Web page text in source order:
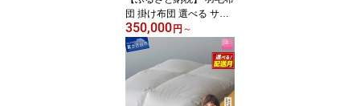
団 掛け布団 選べる サイ
ズ シングル セミダブル
ダブル クイーン キング
新生活 ゴールドラベル
日本製 2枚合わせ ホワイ
ト ポーランドプレミアム
マザーグースダウン超長
350,000 円 ～